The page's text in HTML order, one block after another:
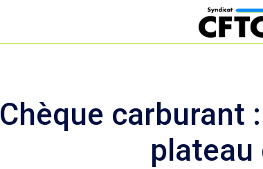
Chèque carburant
plateau